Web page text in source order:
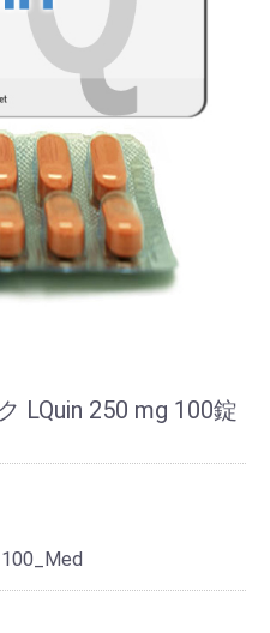
LQuin 250 mg 100錠